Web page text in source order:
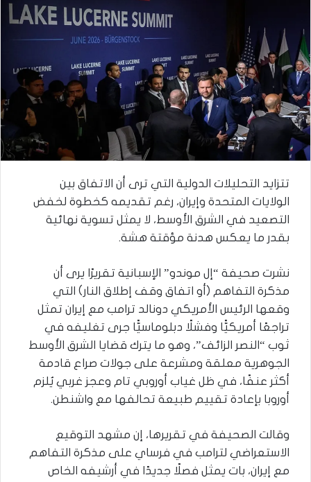
تتزايد التحليلات الدولية التي ترى أن الاتفاق بين
الولايات المتحدة وإيران، رغم تقديمه كخطوة لخفض
التصعيد في الشرق الأوسط، لا يمثل تسوية نهائية
بقدر ما يعكس هدنة مؤقتة هشة.
نشرت صحيفة “إل موندو” الإسبانية تقريرًا يرى أن
مذكرة التفاهم (أو اتفاق وقف إطلاق النار) التي
وقعها الرئيس الأمريكي دونالد ترامب مع إيران تمثل
تراجعًا أمريكيًّا وفشلًا دبلوماسيًّا جرى تغليفه في
ثوب “النصر الزائف”، وهو ما يترك قضايا الشرق الأوسط
الجوهرية معلقة ومشرعة على جولات صراع قادمة
أكثر عنفًا، في ظل غياب أوروبي تام وعجز غربي يُلزم
أوروبا بإعادة تقييم طبيعة تحالفها مع واشنطن.
وقالت الصحيفة في تقريرها، إن مشهد التوقيع
الاستعراضي لترامب في فرساي على مذكرة التفاهم
مع إيران، بات يمثل فصلًا جديدًا في أرشيفه الخاص